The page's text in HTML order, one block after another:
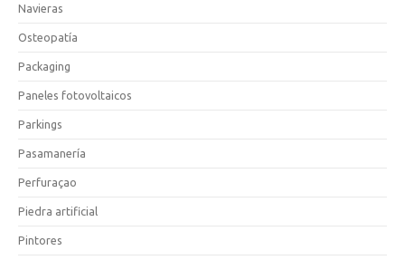
Navieras
Osteopatía
Packaging
Paneles fotovoltaicos
Parkings
Pasamanería
Perfuraçao
Piedra artificial
Pintores